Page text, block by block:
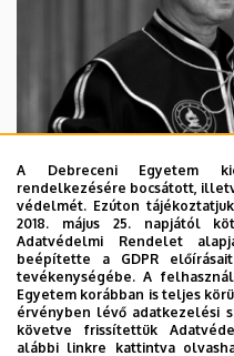
2026. augusztus 5.
Díszdoktorát
Egyetem
A Debreceni Egyetem
rendelkezésére bocsátott,
védelmét. Ezúton
2018. május 25. napjától
Adatvédelmi Rendelet
beépítette a GDPR
tevékenységébe. A
Egyetem korábban is teljes
érvényben lévő adatkezelési
követve frissítettük
alábbi linkre kattintva